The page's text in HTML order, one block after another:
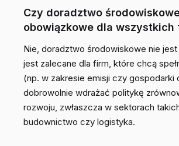
Czy doradztwo
obowiązkowe dla wszystkich
Nie, doradztwo środowiskowe nie
jest zalecane dla firm, które chcą
(np. w zakresie emisji czy gospodarki
dobrowolnie wdrażać politykę
rozwoju, zwłaszcza w sektorach
budownictwo czy logistyka.